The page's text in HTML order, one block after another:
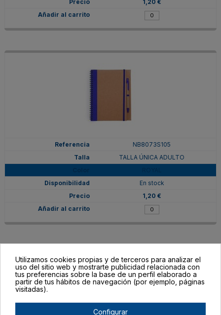
1,20 €
NB8073S105
TALLA ÚNICA ADULTO
En stock
1,20 €
Utilizamos cookies propias y de terceros para analizar el
uso del sitio web y mostrarte publicidad relacionada con
tus preferencias sobre la base de un perfil elaborado a
partir de tus hábitos de navegación (por ejemplo, páginas
visitadas).
Configurar